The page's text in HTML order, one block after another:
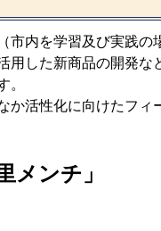
市内を学習及び実践の
用した新商品の開発な
。
か活性化に向けたフィ
里メンチ」